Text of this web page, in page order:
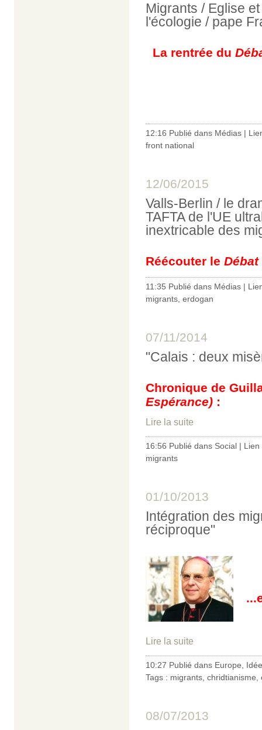
Migrants / Eglise
l'écologie / pape
La rentrée du
12:16 Publié dans Médias |
front national
12/06/2015
Valls-Berlin / le
TAFTA de l'UE
inextricable des
Réécouter le
11:35 Publié dans Médias |
migrants, erdogan
07/11/2014
"Calais : deux
Chronique de
Espérance) :
Lire la suite
16:56 Publié dans Social | Lien
migrants
01/10/2013
Intégration des
réciproque"
Lire la suite
10:27 Publié dans Europe
Tags : migrants chridtianisme
08/07/2013